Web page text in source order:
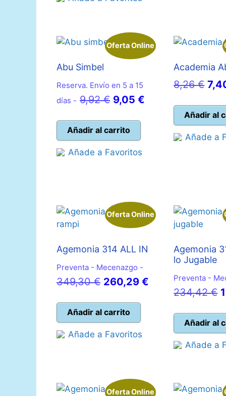
37,15 €.
Oferta Online
Abu Simbel
Reserva. Envío en 5 a 15
días - 9,92€ El
original
era:
9,92 €.
9,05 €
Añadir al carrito
Añade a Favoritos
Academia
8,26€ El
era:
Añadir al
Añade a
Oferta Online
Agemonia 314 ALL IN
Preventa - Mecenazgo -
349,30€ El
original
era:
349,30 €.
260,29 €
precio
actual
260,29 €.
Añadir al carrito
Añade a Favoritos
Agemonia
lo Jugable
Preventa -
234,42€
Añadir al
Añade a
Oferta Online